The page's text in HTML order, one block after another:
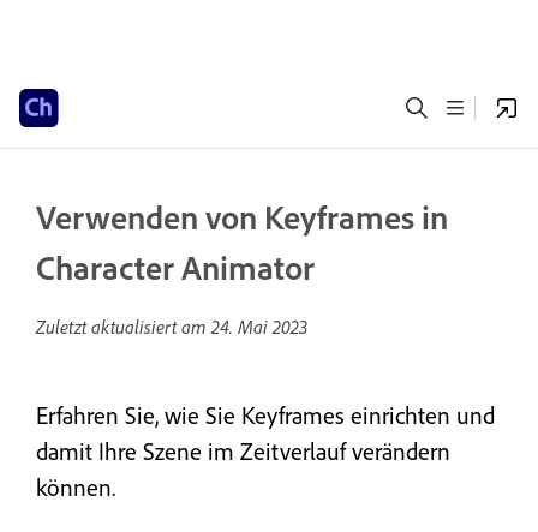
Verwenden von Keyframes in
Character Animator
Zuletzt aktualisiert am24. Mai 2023
Erfahren Sie, wie Sie Keyframes einrichten und
damit Ihre Szene im Zeitverlauf verändern
können.